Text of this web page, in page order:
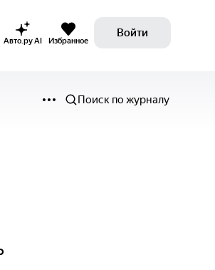
Авто.ру AI Избранное
Войти
Поиск по журналу